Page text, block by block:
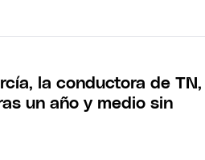
la conductora de TN,
un año y medio sin